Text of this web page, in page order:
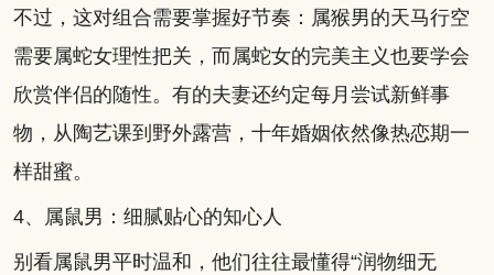
不过，这对组合需要掌握好节奏：属猴男的天马行空
需要属蛇女理性把关，而属蛇女的完美主义也要学会
欣赏伴侣的随性。有的夫妻还约定每月尝试新鲜事
物，从陶艺课到野外露营，十年婚姻依然像热恋期一
样甜蜜。
4、属鼠男：细腻贴心的知心人
别看属鼠男平时温和，他们往往最懂得“润物细无